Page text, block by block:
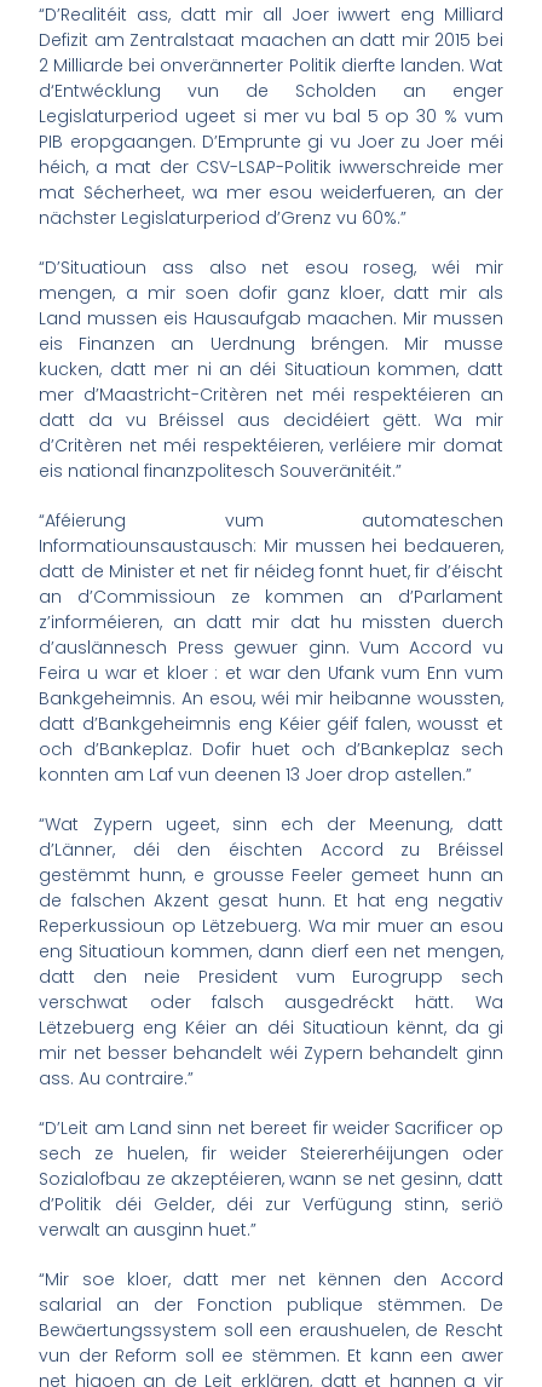
“D’Realitéit ass, datt mir all Joer iwwert eng Milliard
Defizit am Zentralstaat maachen an datt mir 2015 bei
2 Milliarde bei onverännerter Politik dierfte landen. Wat
d‘Entwécklung vun de Scholden an enger
Legislaturperiod ugeet si mer vu bal 5 op 30 % vum
PIB eropgaangen. D’Emprunte gi vu Joer zu Joer méi
héich, a mat der CSV-LSAP-Politik iwwerschreide mer
mat Sécherheet, wa mer esou weiderfueren, an der
nächster Legislaturperiod d’Grenz vu 60%.”
“D’Situatioun ass also net esou roseg, wéi mir
mengen, a mir soen dofir ganz kloer, datt mir als
Land mussen eis Hausaufgab maachen. Mir mussen
eis Finanzen an Uerdnung bréngen. Mir musse
kucken, datt mer ni an déi Situatioun kommen, datt
mer d’Maastricht-Critèren net méi respektéieren an
datt da vu Bréissel aus decidéiert gëtt. Wa mir
d’Critèren net méi respektéieren, verléiere mir domat
eis national finanzpolitesch Souveränitéit.”
“Aféierung vum automateschen
Informatiounsaustausch: Mir mussen hei bedaueren,
datt de Minister et net fir néideg fonnt huet, fir d’éischt
an d’Commissioun ze kommen an d’Parlament
z’informéieren, an datt mir dat hu missten duerch
d’auslännesch Press gewuer ginn. Vum Accord vu
Feira u war et kloer : et war den Ufank vum Enn vum
Bankgeheimnis. An esou, wéi mir heibanne woussten,
datt d’Bankgeheimnis eng Kéier géif falen, wousst et
och d’Bankeplaz. Dofir huet och d’Bankeplaz sech
konnten am Laf vun deenen 13 Joer drop astellen.”
“Wat Zypern ugeet, sinn ech der Meenung, datt
d’Länner, déi den éischten Accord zu Bréissel
gestëmmt hunn, e grousse Feeler gemeet hunn an
de falschen Akzent gesat hunn. Et hat eng negativ
Reperkussioun op Lëtzebuerg. Wa mir muer an esou
eng Situatioun kommen, dann dierf een net mengen,
datt den neie President vum Eurogrupp sech
verschwat oder falsch ausgedréckt hätt. Wa
Lëtzebuerg eng Kéier an déi Situatioun kënnt, da gi
mir net besser behandelt wéi Zypern behandelt ginn
ass. Au contraire.”
“D’Leit am Land sinn net bereet fir weider Sacrificer op
sech ze huelen, fir weider Steiererhéijungen oder
Sozialofbau ze akzeptéieren, wann se net gesinn, datt
d’Politik déi Gelder, déi zur Verfügung stinn, seriö
verwalt an ausginn huet.”
“Mir soe kloer, datt mer net kënnen den Accord
salarial an der Fonction publique stëmmen. De
Bewäertungssystem soll een eraushuelen, de Rescht
vun der Reform soll ee stëmmen. Et kann een awer
net higoen an de Leit erklären, datt et hannen a vir